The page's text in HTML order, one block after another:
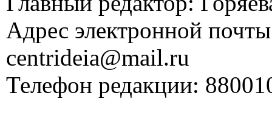
Адрес электронной
centrideia@mail.ru
Телефон редакции: